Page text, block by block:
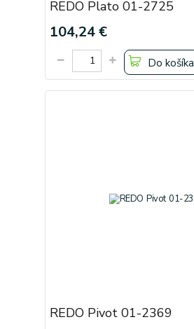
REDO Plato 01-2725
104,24 €
Do košíka
REDO Pivot 01-2369